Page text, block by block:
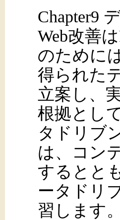
Chapter9
Web改善
のために
得られた
立案し、
根拠とし
タドリブ
は、コン
するとと
ータドリ
習します。